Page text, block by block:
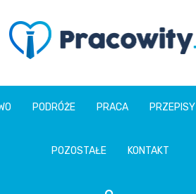
pracowity.pl
PODRÓŻE PRACA PRZEPISY
POZOSTAŁE KONTAKT